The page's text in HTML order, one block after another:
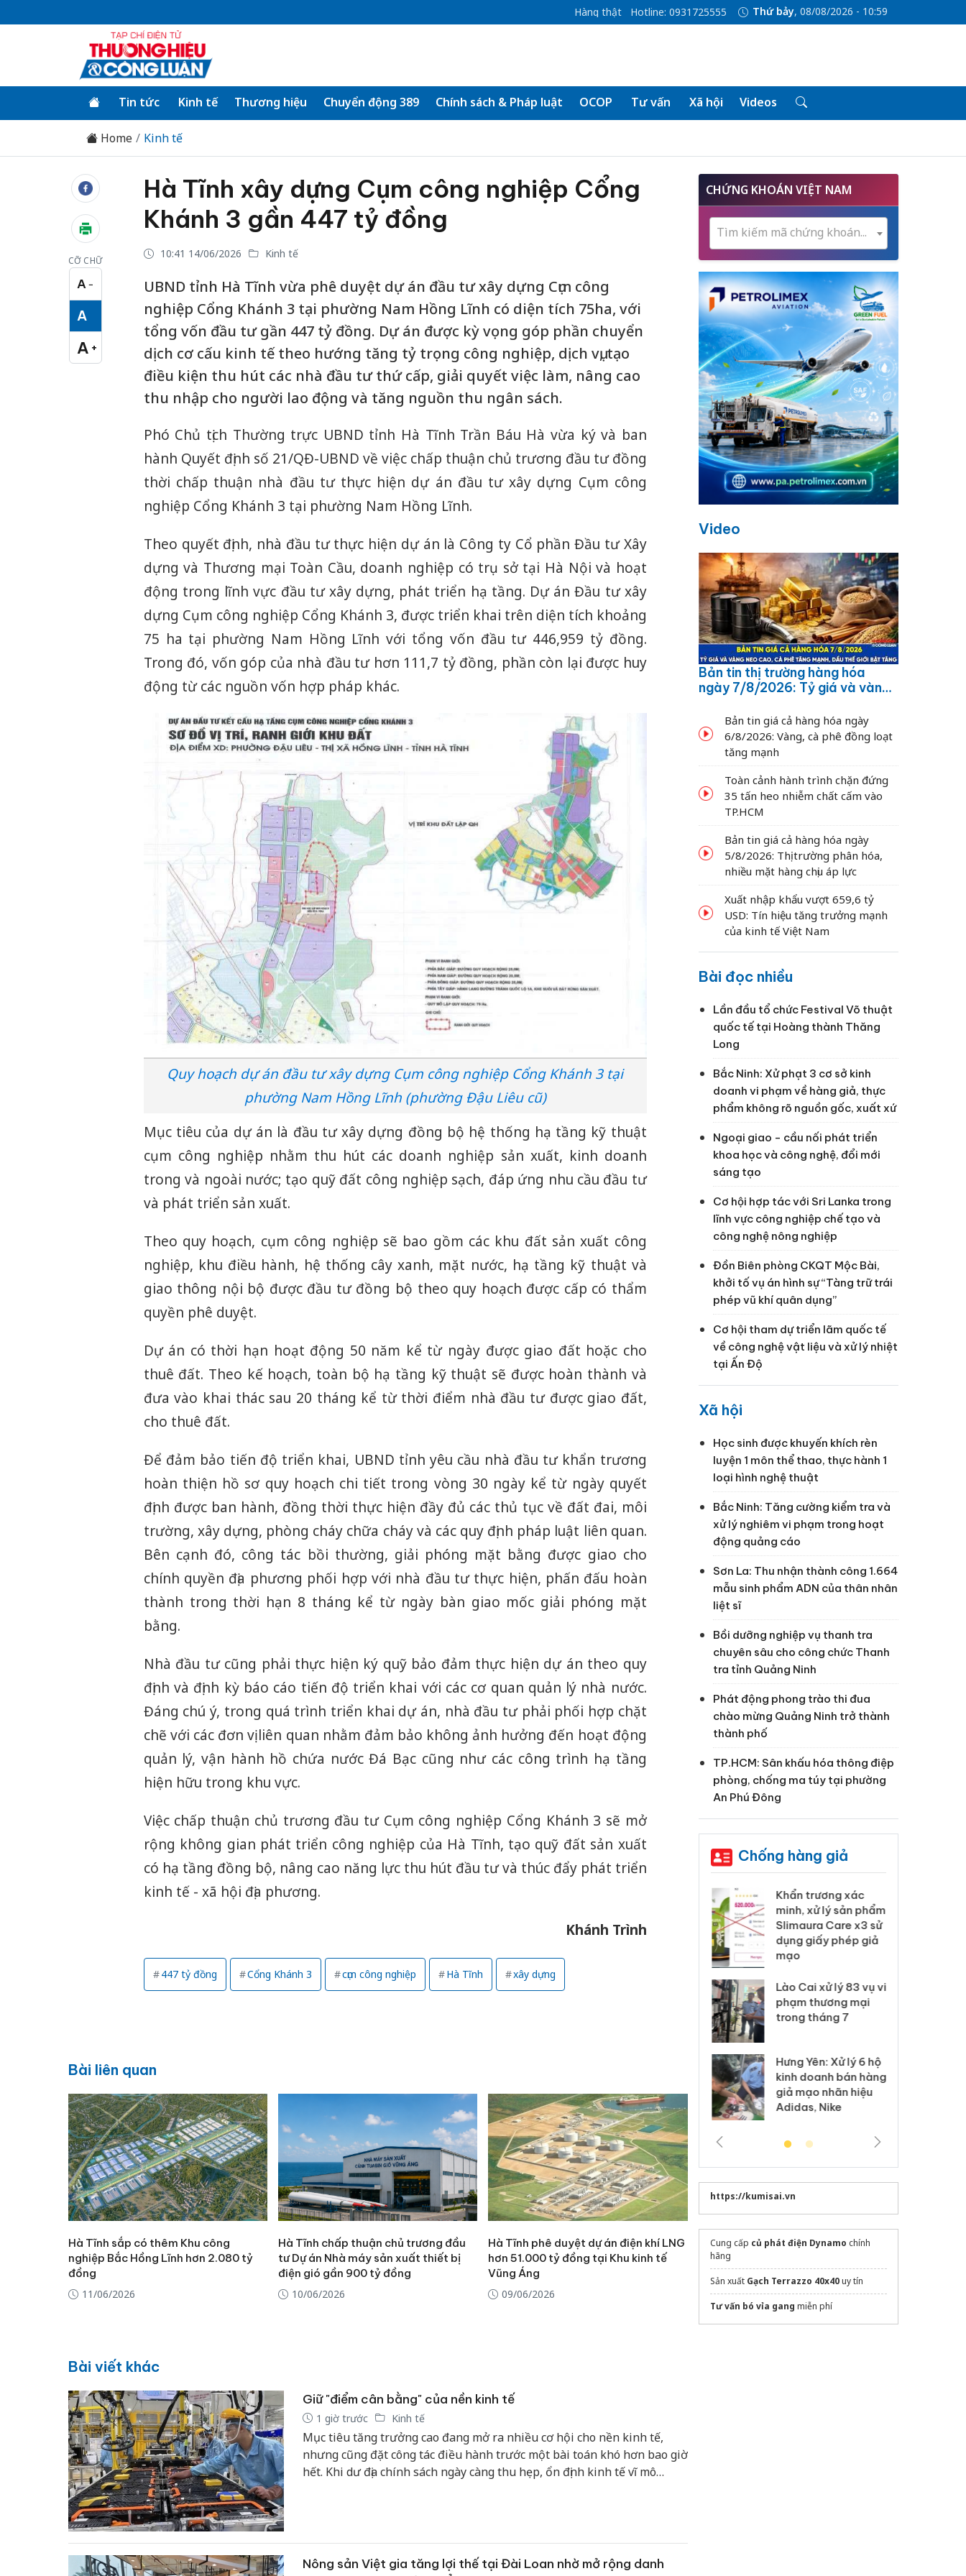
Hàng thật Hotline: 0931725555 Thứ bảy, 08/08/2026 - 10:59
Tin tức Kinh tế Thương hiệu Chuyển động 389 Chính sách & Pháp luật OCOP Tư vấn Xã hội Videos
Home Kinh tế
CỠ CHỮ
A −
Cỡ chữ nhỏ
A
Cỡ chữ vừa
A +
Cỡ chữ lớn
Hà Tĩnh xây dựng Cụm công nghiệp Cổng
Khánh 3 gần 447 tỷ đồng
10:41 14/06/2026 Kinh tế
UBND tỉnh Hà Tĩnh vừa phê duyệt dự án đầu tư xây dựng Cụm công
nghiệp Cổng Khánh 3 tại phường Nam Hồng Lĩnh có diện tích 75ha, với
tổng vốn đầu tư gần 447 tỷ đồng. Dự án được kỳ vọng góp phần chuyển
dịch cơ cấu kinh tế theo hướng tăng tỷ trọng công nghiệp, dịch vụ, tạo
điều kiện thu hút các nhà đầu tư thứ cấp, giải quyết việc làm, nâng cao
thu nhập cho người lao động và tăng nguồn thu ngân sách.
Phó Chủ tịch Thường trực UBND tỉnh Hà Tĩnh Trần Báu Hà vừa ký và ban
hành Quyết định số 21/QĐ-UBND về việc chấp thuận chủ trương đầu tư đồng
thời chấp thuận nhà đầu tư thực hiện dự án đầu tư xây dựng Cụm công
nghiệp Cổng Khánh 3 tại phường Nam Hồng Lĩnh.
Theo quyết định, nhà đầu tư thực hiện dự án là Công ty Cổ phần Đầu tư Xây
dựng và Thương mại Toàn Cầu, doanh nghiệp có trụ sở tại Hà Nội và hoạt
động trong lĩnh vực đầu tư xây dựng, phát triển hạ tầng. Dự án Đầu tư xây
dựng Cụm công nghiệp Cổng Khánh 3, được triển khai trên diện tích khoảng
75 ha tại phường Nam Hồng Lĩnh với tổng vốn đầu tư 446,959 tỷ đồng.
Trong đó, vốn góp của nhà đầu tư hơn 111,7 tỷ đồng, phần còn lại được huy
động từ các nguồn vốn hợp pháp khác.
Quy hoạch dự án đầu tư xây dựng Cụm công nghiệp Cổng Khánh 3 tại
phường Nam Hồng Lĩnh (phường Đậu Liêu cũ)
Mục tiêu của dự án là đầu tư xây dựng đồng bộ hệ thống hạ tầng kỹ thuật
cụm công nghiệp nhằm thu hút các doanh nghiệp sản xuất, kinh doanh
trong và ngoài nước; tạo quỹ đất công nghiệp sạch, đáp ứng nhu cầu đầu tư
và phát triển sản xuất.
Theo quy hoạch, cụm công nghiệp sẽ bao gồm các khu đất sản xuất công
nghiệp, khu điều hành, hệ thống cây xanh, mặt nước, hạ tầng kỹ thuật và
giao thông nội bộ được đầu tư đồng bộ theo quy hoạch được cấp có thẩm
quyền phê duyệt.
Dự án có thời hạn hoạt động 50 năm kể từ ngày được giao đất hoặc cho
thuê đất. Theo kế hoạch, toàn bộ hạ tầng kỹ thuật sẽ được hoàn thành và
đưa vào khai thác sau 20 tháng kể từ thời điểm nhà đầu tư được giao đất,
cho thuê đất.
Để đảm bảo tiến độ triển khai, UBND tỉnh yêu cầu nhà đầu tư khẩn trương
hoàn thiện hồ sơ quy hoạch chi tiết trong vòng 30 ngày kể từ ngày quyết
định được ban hành, đồng thời thực hiện đầy đủ các thủ tục về đất đai, môi
trường, xây dựng, phòng cháy chữa cháy và các quy định pháp luật liên quan.
Bên cạnh đó, công tác bồi thường, giải phóng mặt bằng được giao cho
chính quyền địa phương phối hợp với nhà đầu tư thực hiện, phấn đấu hoàn
thành trong thời hạn 8 tháng kể từ ngày bàn giao mốc giải phóng mặt
bằng.
Nhà đầu tư cũng phải thực hiện ký quỹ bảo đảm thực hiện dự án theo quy
định và định kỳ báo cáo tiến độ triển khai với các cơ quan quản lý nhà nước.
Đáng chú ý, trong quá trình triển khai dự án, nhà đầu tư phải phối hợp chặt
chẽ với các đơn vị liên quan nhằm đảm bảo không ảnh hưởng đến hoạt động
quản lý, vận hành hồ chứa nước Đá Bạc cũng như các công trình hạ tầng
hiện hữu trong khu vực.
Việc chấp thuận chủ trương đầu tư Cụm công nghiệp Cổng Khánh 3 sẽ mở
rộng không gian phát triển công nghiệp của Hà Tĩnh, tạo quỹ đất sản xuất
có hạ tầng đồng bộ, nâng cao năng lực thu hút đầu tư và thúc đẩy phát triển
kinh tế - xã hội địa phương.
Khánh Trình
447 tỷ đồng Cổng Khánh 3 cụm công nghiệp Hà Tĩnh xây dựng
Bài liên quan
Hà Tĩnh sắp có thêm Khu công
nghiệp Bắc Hồng Lĩnh hơn 2.080 tỷ
đồng
11/06/2026
Hà Tĩnh chấp thuận chủ trương đầu
tư Dự án Nhà máy sản xuất thiết bị
điện gió gần 900 tỷ đồng
10/06/2026
Hà Tĩnh phê duyệt dự án điện khí LNG
hơn 51.000 tỷ đồng tại Khu kinh tế
Vũng Áng
09/06/2026
Bài viết khác
Giữ "điểm cân bằng" của nền kinh tế
1 giờ trước Kinh tế
Mục tiêu tăng trưởng cao đang mở ra nhiều cơ hội cho nền kinh tế,
nhưng cũng đặt công tác điều hành trước một bài toán khó hơn bao giờ
hết. Khi dư địa chính sách ngày càng thu hẹp, ổn định kinh tế vĩ mô
Nông sản Việt gia tăng lợi thế tại Đài Loan nhờ mở rộng danh
CHỨNG KHOÁN VIỆT NAM
Tìm kiếm mã chứng khoán...
Video
Bản tin thị trường hàng hóa
ngày 7/8/2026: Tỷ giá và vàng
dầu thế giới bật tăng
Bản tin giá cả hàng hóa ngày
6/8/2026: Vàng, cà phê đồng loạt
tăng mạnh
Toàn cảnh hành trình chặn đứng
35 tấn heo nhiễm chất cấm vào
TP.HCM
Bản tin giá cả hàng hóa ngày
5/8/2026: Thị trường phân hóa,
nhiều mặt hàng chịu áp lực
Xuất nhập khẩu vượt 659,6 tỷ
USD: Tín hiệu tăng trưởng mạnh
của kinh tế Việt Nam
Bài đọc nhiều
Lần đầu tổ chức Festival Võ thuật
quốc tế tại Hoàng thành Thăng
Long
Bắc Ninh: Xử phạt 3 cơ sở kinh
doanh vi phạm về hàng giả, thực
phẩm không rõ nguồn gốc, xuất xứ
Ngoại giao - cầu nối phát triển
khoa học và công nghệ, đổi mới
sáng tạo
Cơ hội hợp tác với Sri Lanka trong
lĩnh vực công nghiệp chế tạo và
công nghệ nông nghiệp
Đồn Biên phòng CKQT Mộc Bài,
khởi tố vụ án hình sự “Tàng trữ trái
phép vũ khí quân dụng”
Cơ hội tham dự triển lãm quốc tế
về công nghệ vật liệu và xử lý nhiệt
tại Ấn Độ
Xã hội
Học sinh được khuyến khích rèn
luyện 1 môn thể thao, thực hành 1
loại hình nghệ thuật
Bắc Ninh: Tăng cường kiểm tra và
xử lý nghiêm vi phạm trong hoạt
động quảng cáo
Sơn La: Thu nhận thành công 1.664
mẫu sinh phẩm ADN của thân nhân
liệt sĩ
Bồi dưỡng nghiệp vụ thanh tra
chuyên sâu cho công chức Thanh
tra tỉnh Quảng Ninh
Phát động phong trào thi đua
chào mừng Quảng Ninh trở thành
thành phố
TP.HCM: Sân khấu hóa thông điệp
phòng, chống ma túy tại phường
An Phú Đông
Chống hàng giả
sản phẩm nhập lậu,
bán bình sữa
Moyuum giả
Khẩn trương xác
minh, xử lý sản phẩm
Slimaura Care x3 sử
dụng giấy phép giả
mạo
Lào Cai xử lý 83 vụ vi
phạm thương mại
trong tháng 7
Hưng Yên: Xử lý 6 hộ
kinh doanh bán hàng
giả mạo nhãn hiệu
Adidas, Nike
https://kumisai.vn
Cung cấp củ phát điện Dynamo chính
hãng
Sản xuất Gạch Terrazzo 40x40uy tín
Tư vấn bó vỉa gang miễn phí